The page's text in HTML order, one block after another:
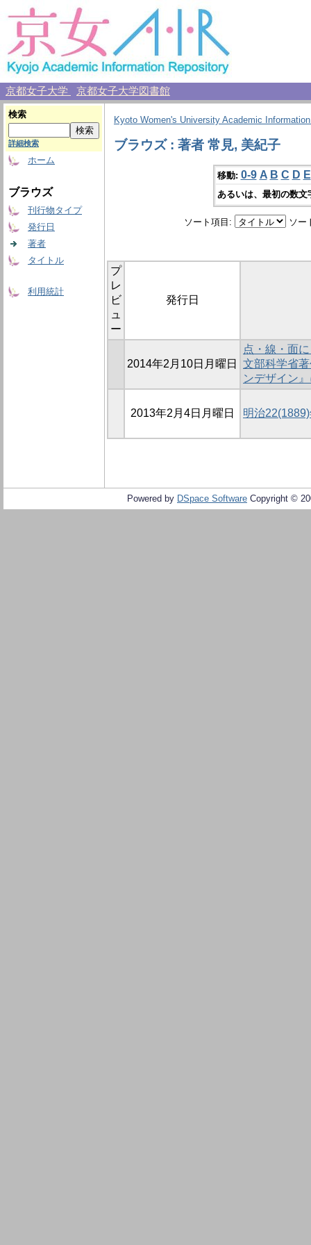
京都女子大学 京都女子大学図書館
検索
詳細検索
ホーム
ブラウズ
刊行物タイプ
発行日
著者
タイトル
利用統計
Kyoto Women's University Academic
ブラウズ : 著者 常見, 美紀子
移動: 0-9 A B C D E
あるいは、最初の数
ソート項目: ソー
プ
レ
ビ
ュ
ー
発行日
2014年2月10日月曜日
点・線・面
文部科学省
ンデザイン
2013年2月4日月曜日 明治
Powered by DSpace Software Copyright ©